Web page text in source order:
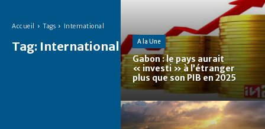
Accueil Tags International
Tag: International A la Une
Gabon : le pays aurait
« investi » à l’étranger
plus que son PIB en 2025